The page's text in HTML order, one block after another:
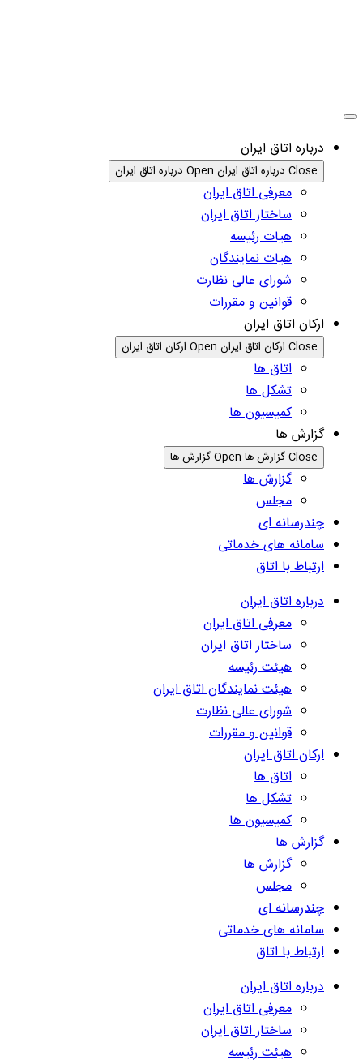
درباره اتاق ایران
Close درباره اتاق ایران Open درباره اتاق ایران
معرفی اتاق ایران
ساختار اتاق ایران
هیات رئیسه
هیات نمایندگان
شورای عالی نظارت
قوانین و مقررات
ارکان اتاق ایران
Close ارکان اتاق ایران Open ارکان اتاق ایران
اتاق ها
تشکل ها
کمیسیون ها
گزارش ها
Close گزارش ها Open گزارش ها
گزارش ها
مجلس
چندرسانه ای
سامانه های خدماتی
ارتباط با اتاق
درباره اتاق ایران
معرفی اتاق ایران
ساختار اتاق ایران
هیئت رئیسه
هیئت نمایندگان اتاق ایران
شورای عالی نظارت
قوانین و مقررات
ارکان اتاق ایران
اتاق ها
تشکل ها
کمیسیون ها
گزارش ها
گزارش ها
مجلس
چندرسانه ای
سامانه های خدماتی
ارتباط با اتاق
درباره اتاق ایران
معرفی اتاق ایران
ساختار اتاق ایران
هیئت رئیسه